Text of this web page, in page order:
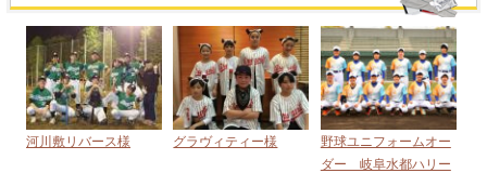
河川敷リバース様 グラヴィティー様
野球ユニフォームオー
ダー 岐阜水都ハリー